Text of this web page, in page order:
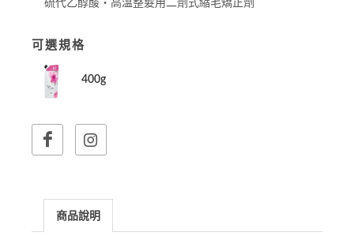
硫代乙醇酸‧高溫整髮用二劑式縮毛矯正劑
可選規格
400g
商品說明